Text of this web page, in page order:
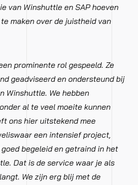
van Winshuttle en SAP hoeven
maken over de juistheid van
prominente rol gespeeld. Ze
geadviseerd en ondersteund bij
Winshuttle. We hebben
al te veel moeite kunnen
ons hier uitstekend mee
een intensief project,
begeleid en getraind in het
Dat is de service waar je als
We zijn erg blij met de